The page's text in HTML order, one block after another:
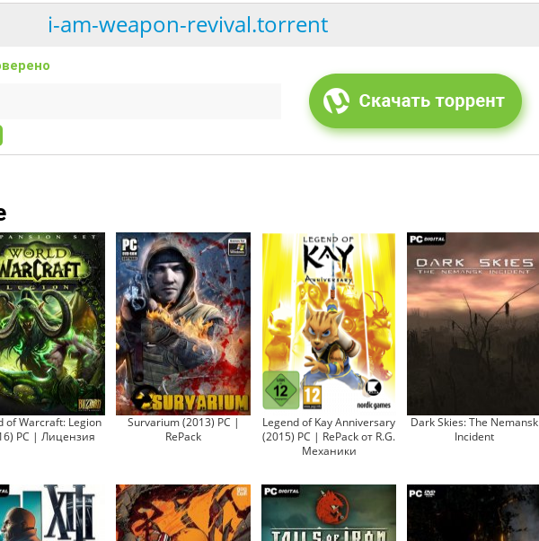
i-am-weapon-revival.torrent
of Warcraft: Legion
PC | Лицензия
Survarium (2013) PC |
RePack
Legend of Kay Anniversary
(2015) PC | RePack от R.G.
Механики
Dark Skies: The Nemansk
Incident